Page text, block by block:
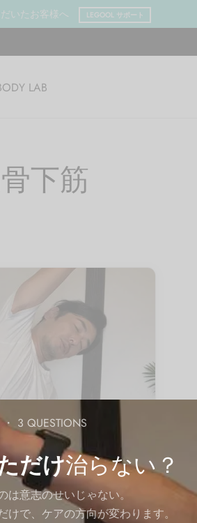
・ 3 QUESTIONS
だけ治らない？
は意志のせいじゃない。
けで、ケアの方向が変わります。
いたお客様へ LEGOOL サポート
LAB
下筋
セルフケア
するストレッチ｜肋骨、肋間
月6日